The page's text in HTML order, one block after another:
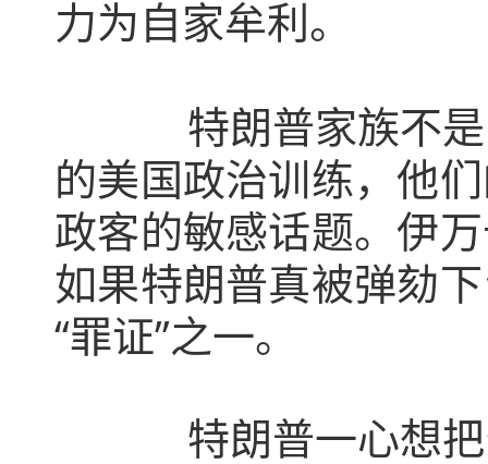
力为自家牟利。
特朗普家族不是华
的美国政治训练，他
政客的敏感话题。伊
如果特朗普真被弹劾
“罪证”之一。
特朗普一心想把特